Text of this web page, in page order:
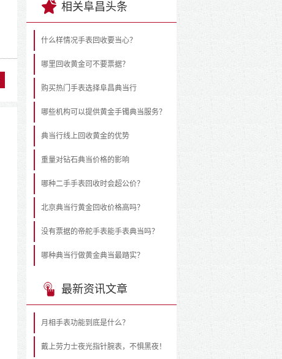
相关阜昌头条
什么样情况手表回收要当心？
哪里回收黄金可不要票据？
购买热门手表选择阜昌典当行
哪些机构可以提供黄金手镯典当服务？
典当行线上回收黄金的优势
重量对钻石典当价格的影响
哪种二手手表回收时会超公价？
北京典当行黄金回收价格高吗？
没有票据的帝舵手表能手表典当吗？
哪种典当行做黄金典当最踏实？
最新资讯文章
月相手表功能到底是什么？
戴上劳力士夜光指针腕表，不惧黑夜！